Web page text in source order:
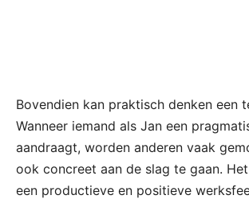
Bovendien kan praktisch denken een
Wanneer iemand als Jan een
aandraagt, worden anderen vaak
ook concreet aan de slag te gaan.
een productieve en positieve